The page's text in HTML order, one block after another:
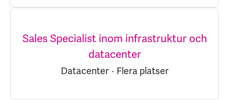
Sales Specialist inom infrastruktur och
datacenter
Datacenter · Flera platser